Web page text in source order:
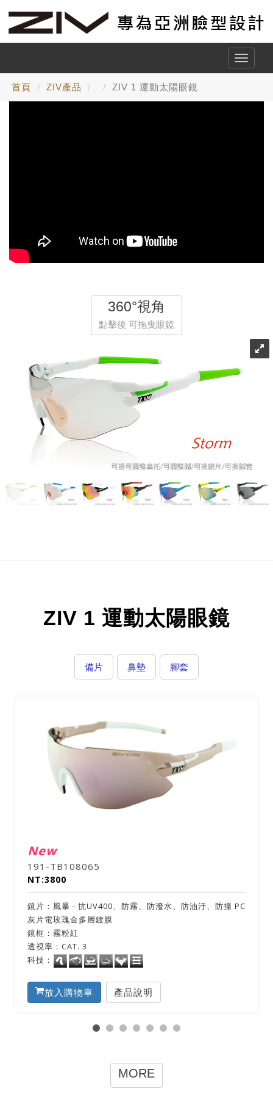
Toggle
首頁 ZIV產品 ZIV 1 運動太陽眼鏡
360°視角
點擊後 可拖曳眼鏡
ZIV 1 運動太陽眼鏡
備片 鼻墊 腳套
撞 PC
192-TB108066
鏡片：風暴 - 抗UV400、防霧、防潑水、防油汙、防撞
灰片電白水銀多層鍍膜
鏡框：亮鋁光藍
透視率：CAT. 3
科技：
放入購物車
MORE